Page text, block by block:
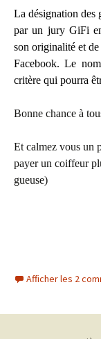
La désignation des
par un jury GiFi
son originalité et
Facebook. Le
critère qui pourra
Bonne chance à
Et calmez vous un
payer un coiffeur
gueuse)
Afficher les 2